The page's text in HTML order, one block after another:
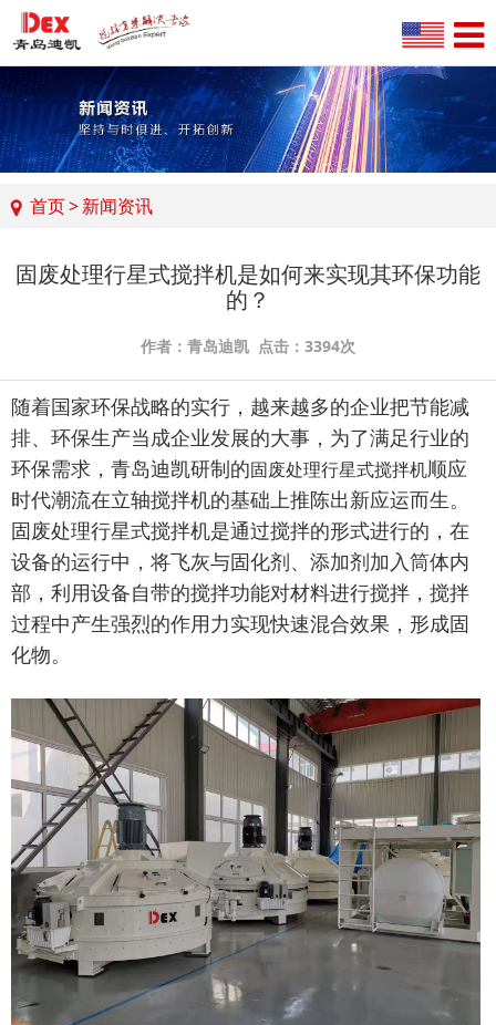
首页>新闻资讯
固废处理行星式搅拌机是如何来实现其环保功能
的？
作者：青岛迪凯 点击：3394次
随着国家环保战略的实行，越来越多的企业把节能减
排、环保生产当成企业发展的大事，为了满足行业的
环保需求，青岛迪凯研制的固废处理行星式搅拌机顺应
时代潮流在立轴搅拌机的基础上推陈出新应运而生。
固废处理行星式搅拌机是通过搅拌的形式进行的，在
设备的运行中，将飞灰与固化剂、添加剂加入筒体内
部，利用设备自带的搅拌功能对材料进行搅拌，搅拌
过程中产生强烈的作用力实现快速混合效果，形成固
化物。